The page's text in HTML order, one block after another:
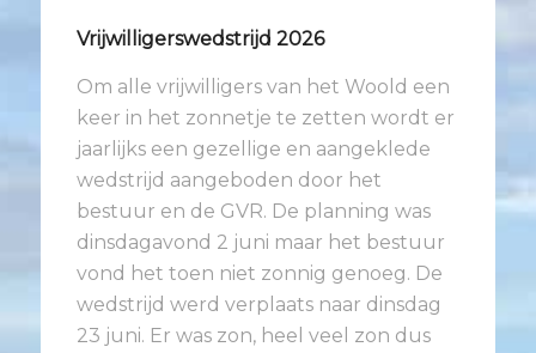
Vrijwilligerswedstrijd 2026
Om alle vrijwilligers van het Woold een
keer in het zonnetje te zetten wordt er
jaarlijks een gezellige en aangeklede
wedstrijd aangeboden door het
bestuur en de GVR. De planning was
dinsdagavond 2 juni maar het bestuur
vond het toen niet zonnig genoeg. De
wedstrijd werd verplaats naar dinsdag
23 juni. Er was zon, heel veel zon dus